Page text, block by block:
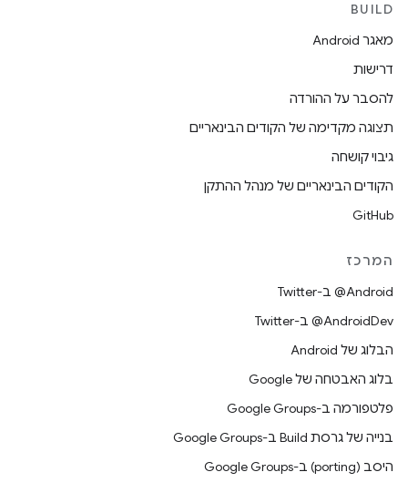
BUILD
מאגר Android
דרישות
להסבר על ההורדה
תצוגה מקדימה של הקודים הבינאריים
גיבוי קושחה
הקודים הבינאריים של מנהל ההתקן
GitHub
המרכז
‎@Android ב-Twitter
‎@AndroidDev ב-Twitter
הבלוג של Android
בלוג האבטחה של Google
פלטפורמה ב-Google Groups
בנייה של גרסת Build ב-Google Groups
היסב (porting) ב-Google Groups